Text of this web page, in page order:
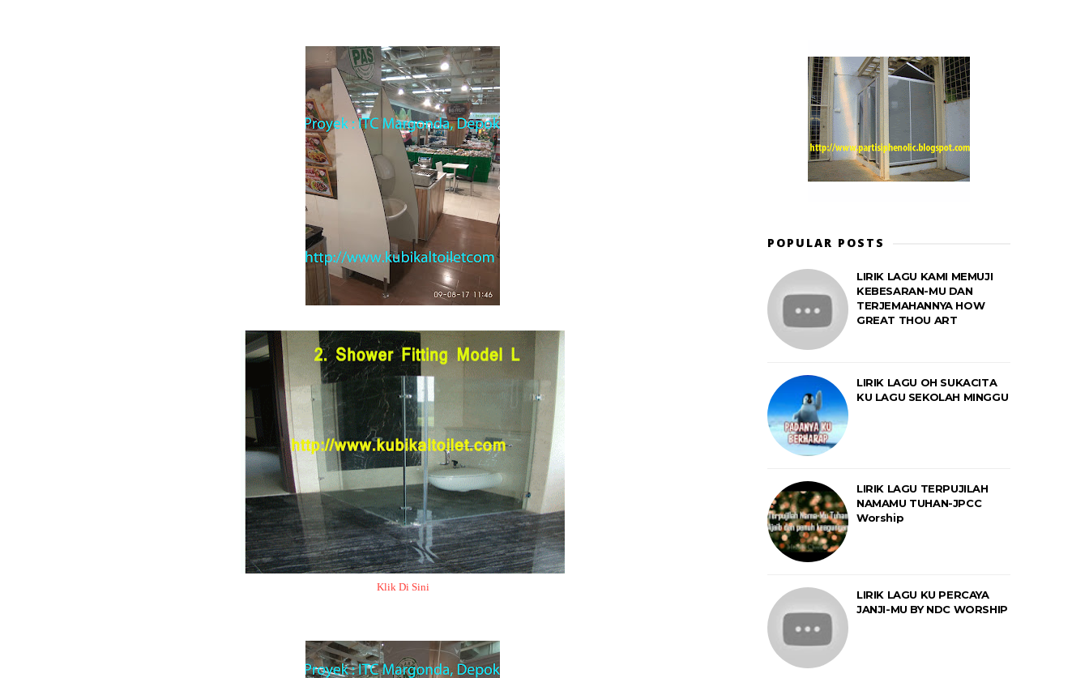
Klik Di Sini
POPULAR POSTS
LIRIK LAGU KAMI MEMUJI
KEBESARAN-MU DAN
TERJEMAHANNYA HOW
GREAT THOU ART
LIRIK LAGU OH SUKACITA
KU LAGU SEKOLAH MINGGU
LIRIK LAGU TERPUJILAH
NAMAMU TUHAN-JPCC
Worship
LIRIK LAGU KU PERCAYA
JANJI-MU BY NDC WORSHIP